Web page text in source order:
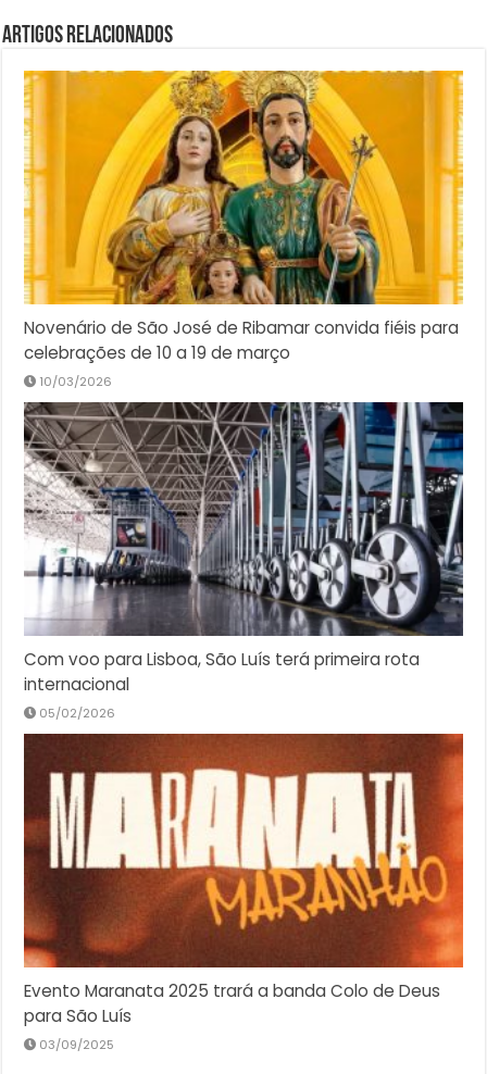
Artigos Relacionados
Novenário de São José de Ribamar convida fiéis para
celebrações de 10 a 19 de março
10/03/2026
Com voo para Lisboa, São Luís terá primeira rota
internacional
05/02/2026
Evento Maranata 2025 trará a banda Colo de Deus
para São Luís
03/09/2025